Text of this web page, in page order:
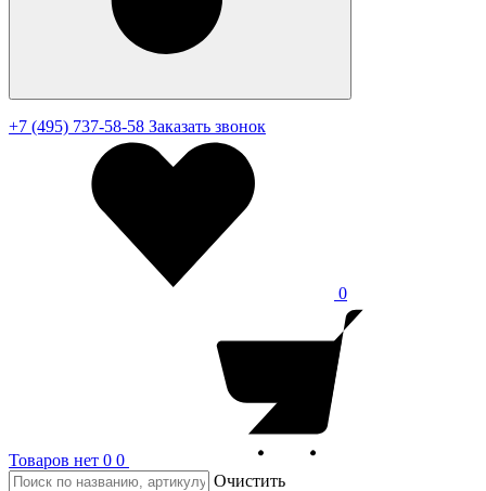
+7 (495) 737-58-58 Заказать звонок
0
Товаров нет 0 0
Очистить